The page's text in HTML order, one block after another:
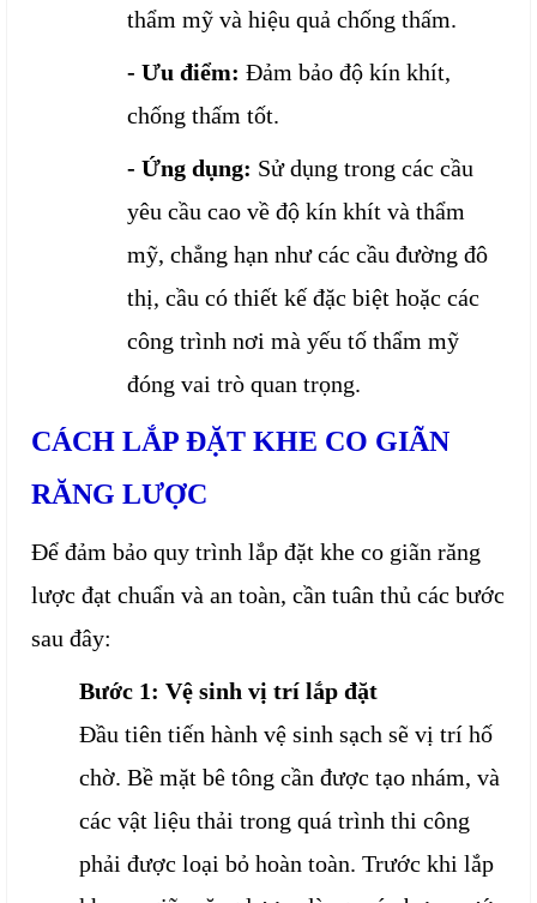
thẩm mỹ và hiệu quả chống thấm.
- Ưu điểm: Đảm bảo độ kín khít,
chống thấm tốt.
- Ứng dụng: Sử dụng trong các cầu
yêu cầu cao về độ kín khít và thẩm
mỹ, chẳng hạn như các cầu đường đô
thị, cầu có thiết kế đặc biệt hoặc các
công trình nơi mà yếu tố thẩm mỹ
đóng vai trò quan trọng.
CÁCH LẮP ĐẶT KHE CO GIÃN
RĂNG LƯỢC
Để đảm bảo quy trình lắp đặt khe co giãn răng
lược đạt chuẩn và an toàn, cần tuân thủ các bước
sau đây:
Bước 1: Vệ sinh vị trí lắp đặt
Đầu tiên tiến hành vệ sinh sạch sẽ vị trí hố
chờ. Bề mặt bê tông cần được tạo nhám, và
các vật liệu thải trong quá trình thi công
phải được loại bỏ hoàn toàn. Trước khi lắp